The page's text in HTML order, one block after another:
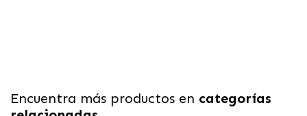
Encuentra más productos en categorías